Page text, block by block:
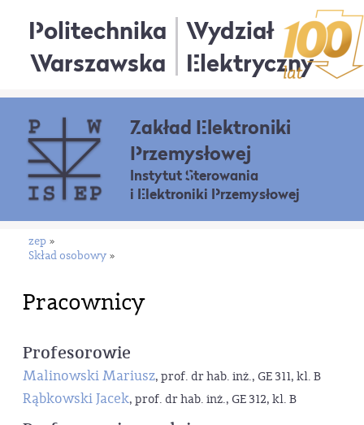
Politechnika
Warszawska
Wydział
Elektryczny
Zakład Elektroniki
Przemysłowej
Instytut Sterowania
i Elektroniki Przemysłowej
zep »
Skład osobowy »
Pracownicy
Profesorowie
Malinowski Mariusz, prof. dr hab. inż., GE 311, kl. B
Rąbkowski Jacek, prof. dr hab. inż., GE 312, kl. B